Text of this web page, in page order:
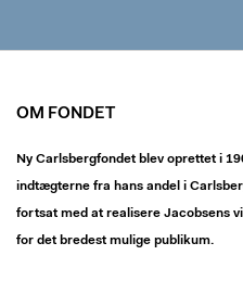
OM FONDET
Ny Carlsbergfondet blev oprettet i
indtægterne fra hans andel i
fortsat med at realisere Jacobsens
for det bredest mulige publikum.